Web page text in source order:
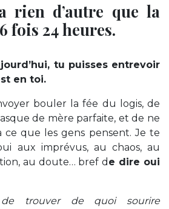
rien d’autre que la
fois 24 heures.
tu puisses entrevoir
en toi.
bouler la fée du logis, de
de mère parfaite, et de ne
ce que les gens pensent.Je te
aux imprévus, au chaos, au
au doute… bref d e dire oui
trouver de quoi sourire